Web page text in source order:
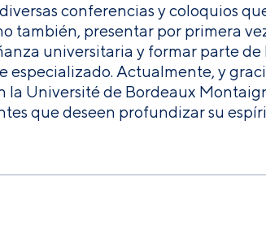
conferencias y coloquios
también, presentar por primera
universitaria y formar parte
Actualmente, y
Université de Bordeaux
que deseen profundizar su